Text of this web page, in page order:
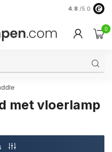
Verzending
4.8 /5.0
0
met vloerlamp